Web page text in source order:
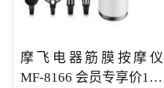
摩飞电器筋膜按摩仪
MF-8166 会员专享价168